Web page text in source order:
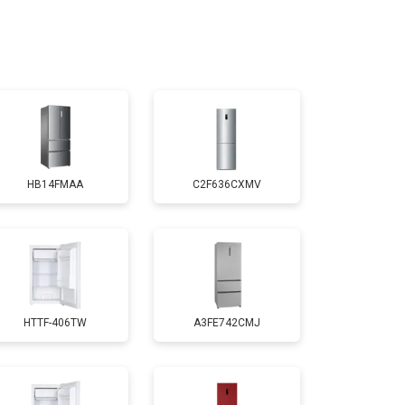
1810 ₽ Заказать
1700 ₽ Заказать
2550 ₽
1700 ₽ Заказать
4750 ₽ Заказать
HB14FMAA C2F636CXMV
HTTF-406TW A3FE742CMJ